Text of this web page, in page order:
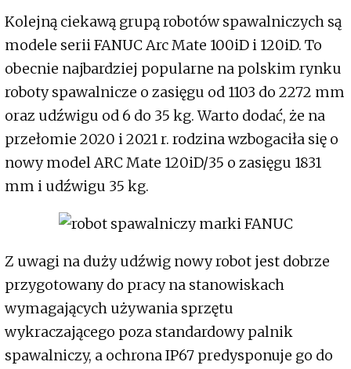
Kolejną ciekawą grupą robotów spawalniczych są
modele serii FANUC Arc Mate 100iD i 120iD. To
obecnie najbardziej popularne na polskim rynku
roboty spawalnicze o zasięgu od 1103 do 2272 mm
oraz udźwigu od 6 do 35 kg. Warto dodać, że na
przełomie 2020 i 2021 r. rodzina wzbogaciła się o
nowy model ARC Mate 120iD/35 o zasięgu 1831
mm i udźwigu 35 kg.
Z uwagi na duży udźwig nowy robot jest dobrze
przygotowany do pracy na stanowiskach
wymagających używania sprzętu
wykraczającego poza standardowy palnik
spawalniczy, a ochrona IP67 predysponuje go do